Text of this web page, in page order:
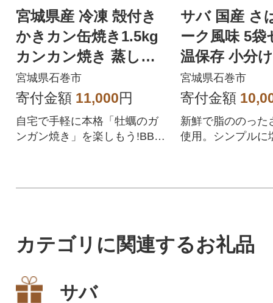
宮城県産 冷凍 殻付き
かきカン缶焼き1.5kg
カンカン焼き 蒸し牡
蠣 牡蠣 カキ 焼き牡蠣
宮城県石巻市
寄付金額 11,000円
自宅で手軽に本格「牡蠣のガ
ンガン焼き」を楽しもう!BBQ
サバ 国産 さ
ーク風味 5袋
温保存 小分
和風 鯖 燻製
宮城県石巻市
寄付金額
新鮮で脂ののった
使用。シンプルに
カテゴリに関連するお礼品
サバ